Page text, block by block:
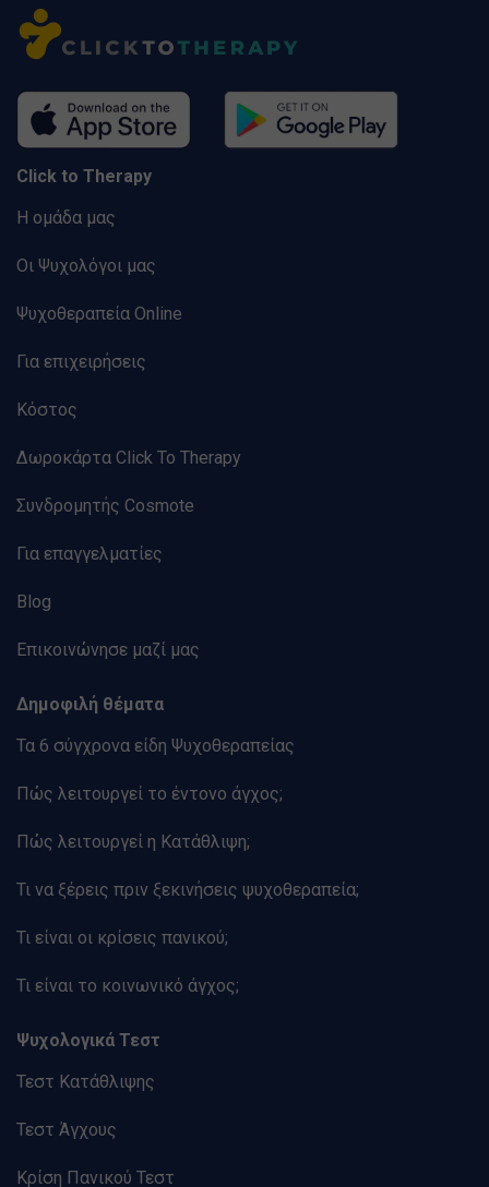
Click to Therapy
Η ομάδα μας
Οι Ψυχολόγοι μας
Ψυχοθεραπεία Online
Για επιχειρήσεις
Κόστος
Δωροκάρτα Click To Therapy
Συνδρομητής Cosmote
Για επαγγελματίες
Blog
Επικοινώνησε μαζί μας
Δημοφιλή θέματα
Τα 6 σύγχρονα είδη Ψυχοθεραπείας
Πώς λειτουργεί το έντονο άγχος;
Πώς λειτουργεί η Κατάθλιψη;
Τι να ξέρεις πριν ξεκινήσεις ψυχοθεραπεία;
Τι είναι οι κρίσεις πανικού;
Τι είναι το κοινωνικό άγχος;
Ψυχολογικά Τεστ
Τεστ Κατάθλιψης
Τεστ Άγχους
Κρίση Πανικού Τεστ